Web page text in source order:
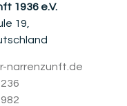
1936 e.V.
19,
narrenzunft.de